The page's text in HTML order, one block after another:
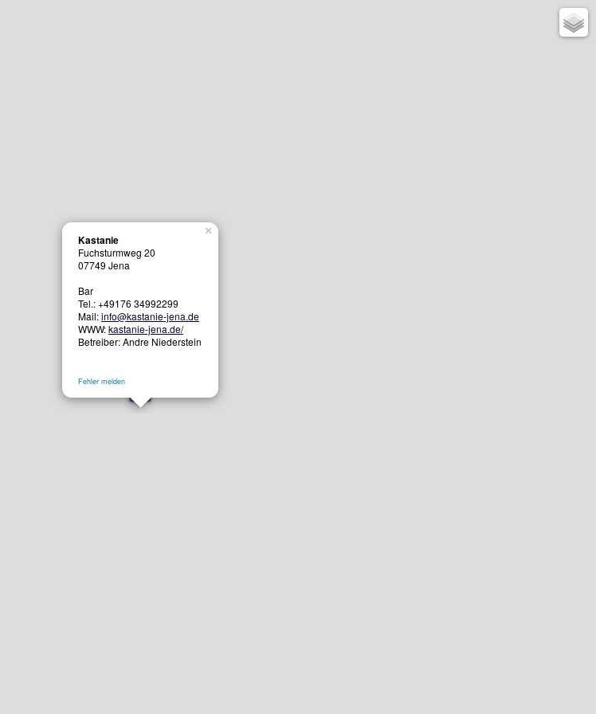
×
Kastanie
Fuchsturmweg 20
07749 Jena
Bar
Tel.:+49176 34992299
Mail:info@kastanie-jena.de
WWW:kastanie-jena.de/
Betreiber: Andre Niederstein
Fehler melden